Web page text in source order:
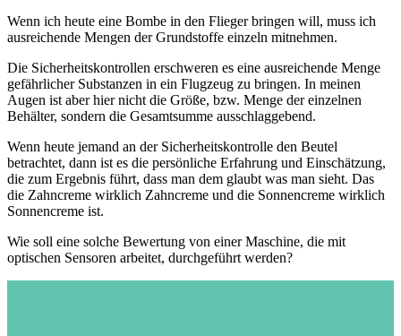
Wenn ich heute eine Bombe in den Flieger bringen will, muss ich
ausreichende Mengen der Grundstoffe einzeln mitnehmen.
Die Sicherheitskontrollen erschweren es eine ausreichende Menge
gefährlicher Substanzen in ein Flugzeug zu bringen. In meinen
Augen ist aber hier nicht die Größe, bzw. Menge der einzelnen
Behälter, sondern die Gesamtsumme ausschlaggebend.
Wenn heute jemand an der Sicherheitskontrolle den Beutel
betrachtet, dann ist es die persönliche Erfahrung und Einschätzung,
die zum Ergebnis führt, dass man dem glaubt was man sieht. Das
die Zahncreme wirklich Zahncreme und die Sonnencreme wirklich
Sonnencreme ist.
Wie soll eine solche Bewertung von einer Maschine, die mit
optischen Sensoren arbeitet, durchgeführt werden?